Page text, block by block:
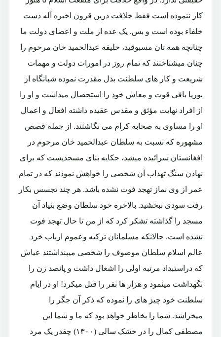
کار ننموده است فقط خلافت درین قرون اخیره آله دست
خلفاء بوده است و بس. یک عده از ملت و اعضای دولت ما
چنانچه همه تان مسبوقید، خلیفه عبدالحمید خان مرحوم را
چنان میشناختند که تمام روز در امورات دولت و مهمات
شریعت و کار های سلطنت بذل مقدرت نموده شبانگاه از
بوریا بافی قوت و معاش خود را استحصال میداشت و او را
از افراد نهایت مؤثق و مقدس عقیده داشته افعال و اعمال
او را مساوی به صحابه کرام می نگاشتند. از جمله قصص
مشهوره که نسبت به سلطان عبدالحمید خان مرحوم در
افغانستان سرائیده میشد، حکایه بنای مسجدیست که برای
نهادن سنگ تهداب آن شخصی را خواهش نمودند که در تمام
عمر از وی نماز تهجد فوت نشده باشد. هر چند تجسس بکار
رفت سودی نبخشید. بالاخره خود سلطان وضع بنیاد آن
مسجد را گذاشته تشکر کرد که از من تا حال تهجد فوت
نشده است. حالانکه مسلمانان ترکیه وعموم ارباب خرد
عالم اسلام سلطان موصوف را شخصی میپنداشتند عیاش
که دراستبداد مرتبه اولی را اشغال داشت و پانصد زن را
نگهداشت مینمود و هزار ها نفر را قتل میکرد! او در ایام
سلطنت خود چیز های را نموده که ذکر آن جگر را
میخراشد. شما را بخاطر خواهد بود که ما و شما این
مصطفی کمال را در خشک سالی (۱۳۰۰) چقدر یک مرد